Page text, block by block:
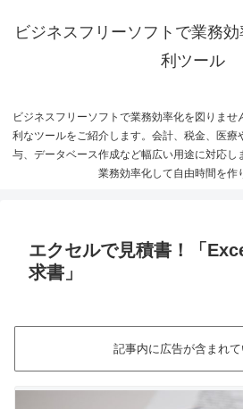
ビジネスフリーソフトで業務
利ツール
ビジネスフリーソフトで業務効率化を図りま
利なツールをご紹介します。会計、税金、医療
与、データベース作成など幅広い用途に対応し
業務効率化して自由時間を作
エクセルで見積書！「
求書」
記事内に広告が含まれて